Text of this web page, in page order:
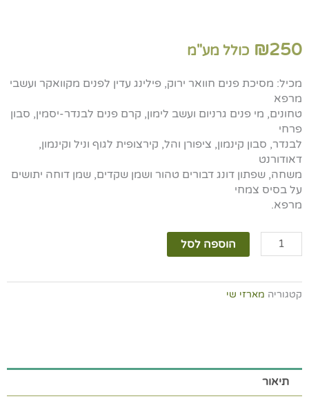
₪250 כולל מע"מ
מכיל: מסיכת פנים חוואר ירוק, פילינג עדין לפנים מקוואקר ועשבי
מרפא
טחונים, מי פנים גרניום ועשב לימון, קרם פנים לבנדר-יסמין, סבון
פרחי
לבנדר, סבון קינמון, ציפורן והל, קירצופית לגוף וניל וקינמון,
דאודורנט
משחה, שפתון דונג דבורים טהור ושמן שקדים, שמן דוחה יתושים
על בסיס צמחי
מרפא.
כמות
של
שי
גדול
הוספה לסל
קטגוריה מארזי שי
תיאור